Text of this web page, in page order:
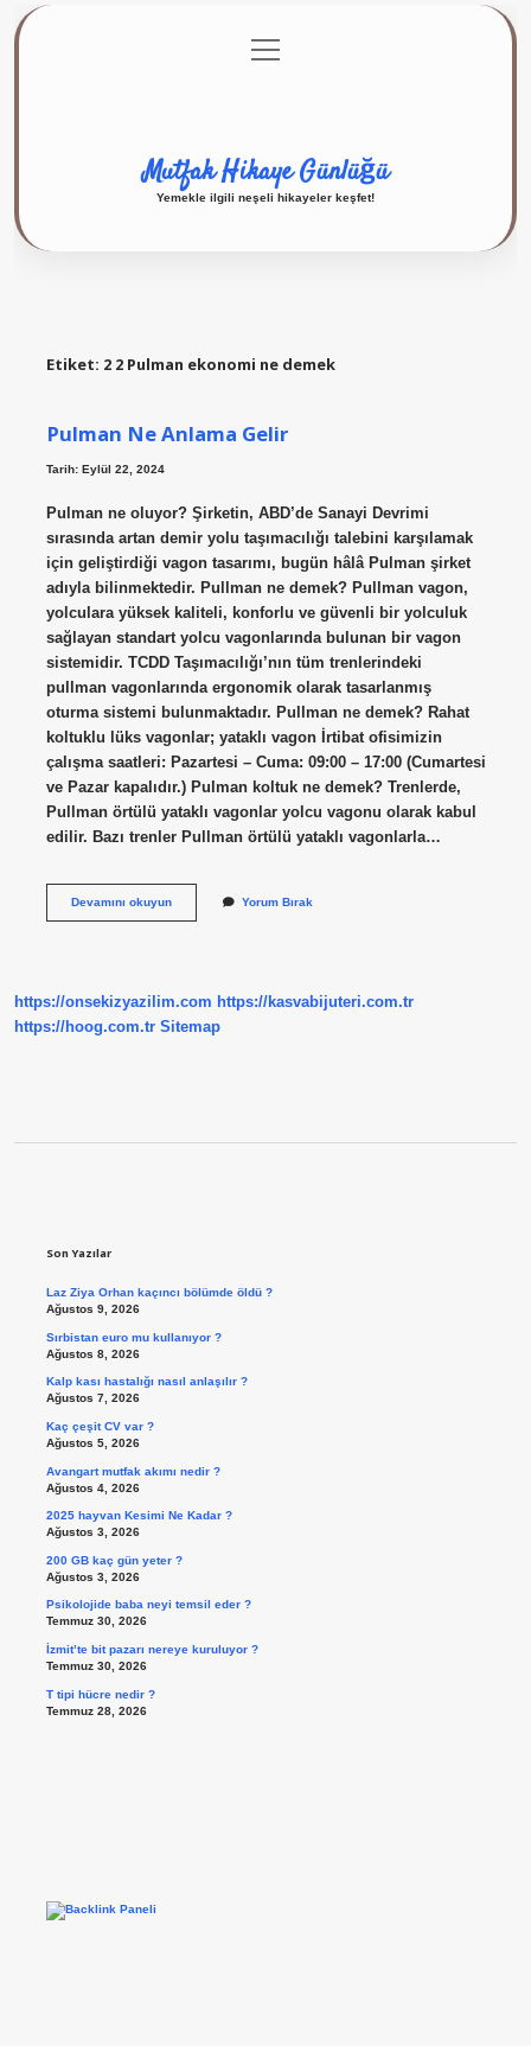
Gizlilik Politikası
menüyü
aç
Mutfak Hikaye Günlüğü
Yemekle ilgili neşeli hikayeler keşfet!
Etiket: 2 2 Pulman ekonomi ne demek
Pulman Ne Anlama Gelir
Tarih: Eylül 22, 2024
Pulman ne oluyor? Şirketin, ABD’de Sanayi Devrimi
sırasında artan demir yolu taşımacılığı talebini karşılamak
için geliştirdiği vagon tasarımı, bugün hâlâ Pulman şirket
adıyla bilinmektedir. Pullman ne demek? Pullman vagon,
yolculara yüksek kaliteli, konforlu ve güvenli bir yolculuk
sağlayan standart yolcu vagonlarında bulunan bir vagon
sistemidir. TCDD Taşımacılığı’nın tüm trenlerindeki
pullman vagonlarında ergonomik olarak tasarlanmış
oturma sistemi bulunmaktadır. Pullman ne demek? Rahat
koltuklu lüks vagonlar; yataklı vagon İrtibat ofisimizin
çalışma saatleri: Pazartesi – Cuma: 09:00 – 17:00 (Cumartesi
ve Pazar kapalıdır.) Pulman koltuk ne demek? Trenlerde,
Pullman örtülü yataklı vagonlar yolcu vagonu olarak kabul
edilir. Bazı trenler Pullman örtülü yataklı vagonlarla…
Devamını okuyunPulman
Yorum Bırak
https://onsekizyazilim.com https://kasvabijuteri.com.tr
https://hoog.com.tr Sitemap
Son Yazılar
Laz Ziya Orhan kaçıncı bölümde öldü ?
Ağustos 9, 2026
Sırbistan euro mu kullanıyor ?
Ağustos 8, 2026
Kalp kası hastalığı nasıl anlaşılır ?
Ağustos 7, 2026
Kaç çeşit CV var ?
Ağustos 5, 2026
Avangart mutfak akımı nedir ?
Ağustos 4, 2026
2025 hayvan Kesimi Ne Kadar ?
Ağustos 3, 2026
200 GB kaç gün yeter ?
Ağustos 3, 2026
Psikolojide baba neyi temsil eder ?
Temmuz 30, 2026
İzmit’te bit pazarı nereye kuruluyor ?
Temmuz 30, 2026
T tipi hücre nedir ?
Temmuz 28, 2026